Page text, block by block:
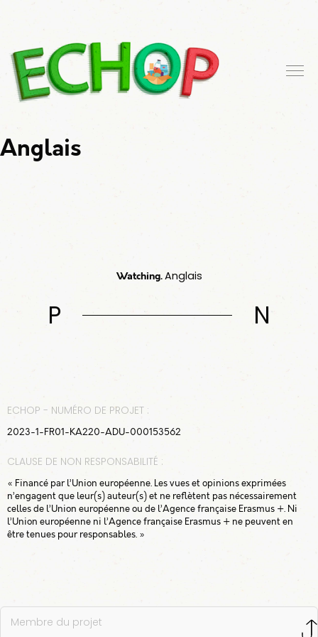
Anglais
Watching.Anglais
P N
ECHOP - NUMÉRO DE PROJET :
2023-1-FR01-KA220-ADU-000153562
CLAUSE DE NON RESPONSABILITÉ :
« Financé par l’Union européenne. Les vues et opinions exprimées
n’engagent que leur(s) auteur(s) et ne reflètent pas nécessairement
celles de l’Union européenne ou de l’Agence française Erasmus +. Ni
l’Union européenne ni l’Agence française Erasmus + ne peuvent en
être tenues pour responsables. »
Membre du projet